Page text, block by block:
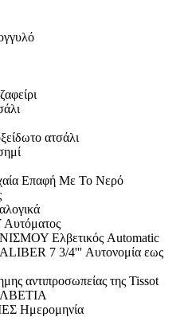
ατσάλι
Επαφή Με Το Νερό
Αυτόματος
Ελβετικός Automatic
7 3/4''' Αυτονομία εως
αντιπροσωπείας της Tissot
Ημερομηνία